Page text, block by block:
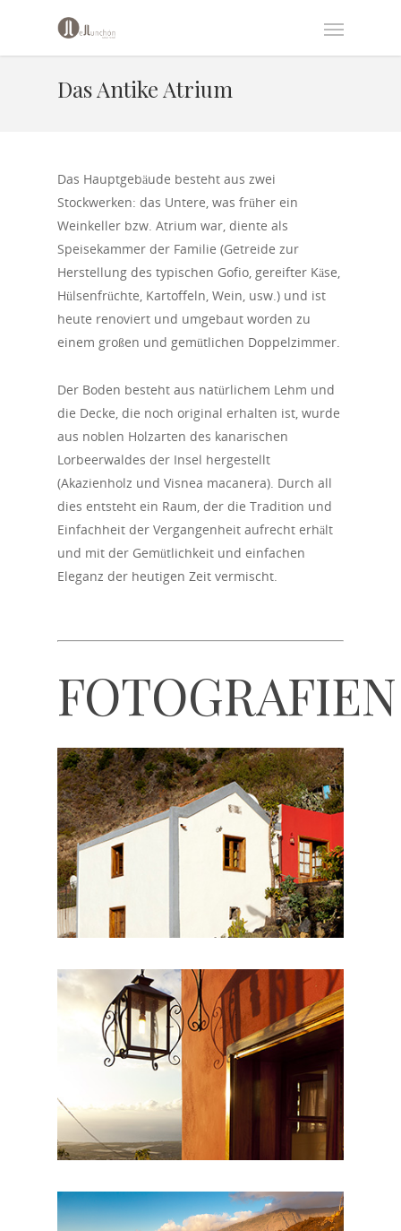
Das Antike Atrium
Das Hauptgebäude besteht aus zwei
Stockwerken: das Untere, was früher ein
Weinkeller bzw. Atrium war, diente als
Speisekammer der Familie (Getreide zur
Herstellung des typischen Gofio, gereifter Käse,
Hülsenfrüchte, Kartoffeln, Wein, usw.) und ist
heute renoviert und umgebaut worden zu
einem großen und gemütlichen Doppelzimmer.
Der Boden besteht aus natürlichem Lehm und
die Decke, die noch original erhalten ist, wurde
aus noblen Holzarten des kanarischen
Lorbeerwaldes der Insel hergestellt
(Akazienholz und Visnea macanera). Durch all
dies entsteht ein Raum, der die Tradition und
Einfachheit der Vergangenheit aufrecht erhält
und mit der Gemütlichkeit und einfachen
Eleganz der heutigen Zeit vermischt.
FOTOGRAFIEN